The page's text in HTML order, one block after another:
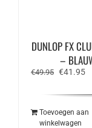
DUNLOP FX
–
€49.95 €41.95
Toevoegen aan
winkelwagen